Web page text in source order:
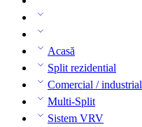
Acasă
Split rezidential
Comercial / industrial
Multi-Split
Sistem VRV